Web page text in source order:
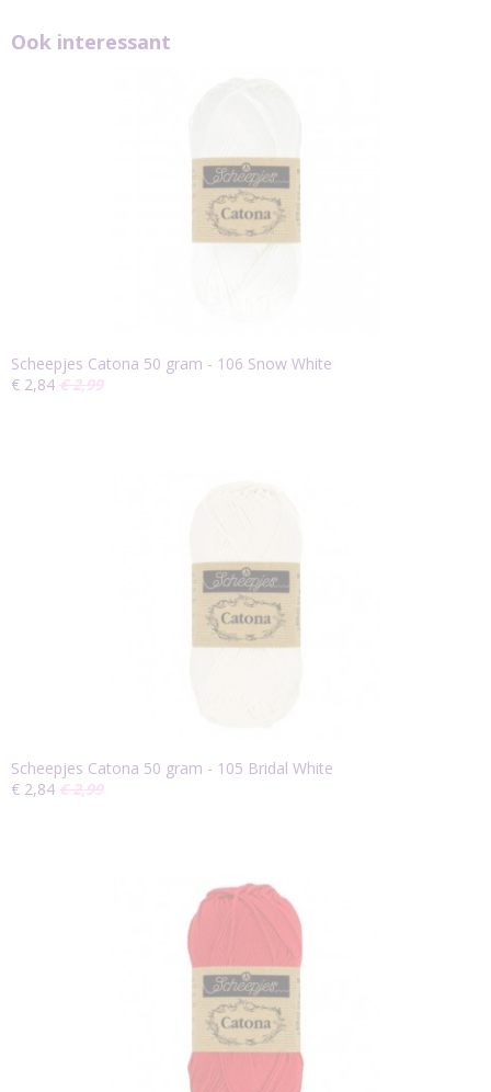
Ook interessant
Scheepjes Catona 50 gram - 106 Snow White
€ 2,84 € 2,99
Scheepjes Catona 50 gram - 105 Bridal White
€ 2,84 € 2,99